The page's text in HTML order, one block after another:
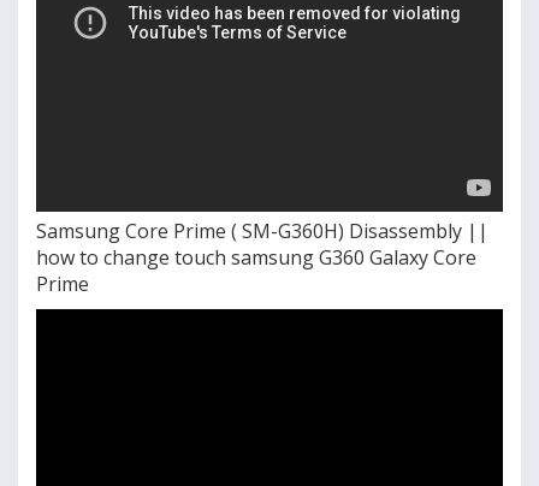
Samsung Core Prime ( SM-G360H) Disassembly ||
how to change touch samsung G360 Galaxy Core
Prime